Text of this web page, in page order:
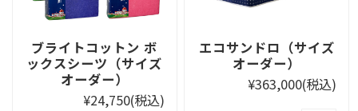
ブライトコットン ボ
ックスシーツ（サイズ
オーダー）
¥24,750(税込)
エコサンドロ（サイズ
オーダー）
¥363,000(税込)